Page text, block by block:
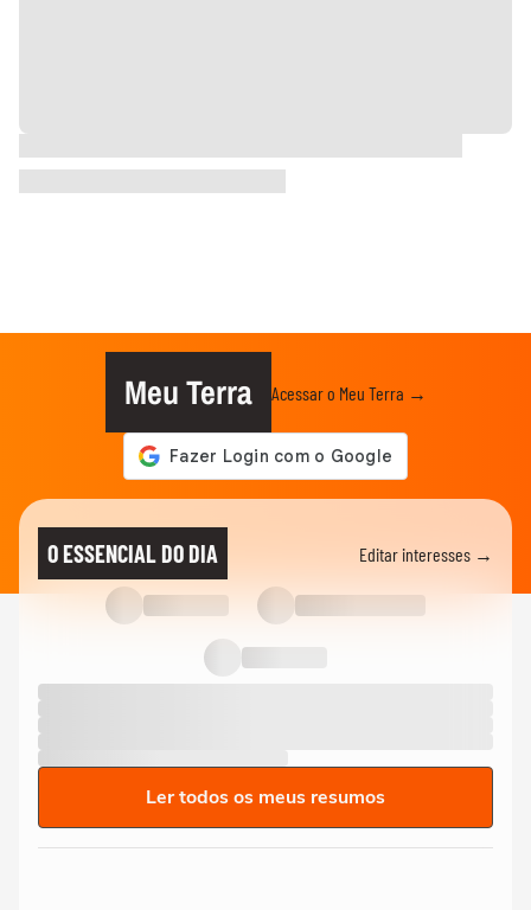
Meu Terra Acessar o Meu Terra →
O ESSENCIAL DO DIA Editar interesses →
Ler todos os meus resumos